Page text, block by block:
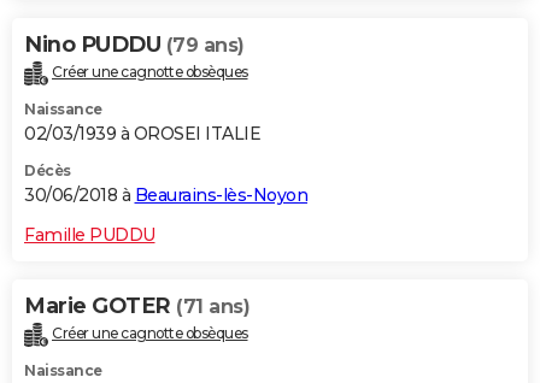
Nino PUDDU (79 ans)
Créer une cagnotte obsèques
Naissance
02/03/1939 à OROSEI ITALIE
Décès
30/06/2018 à Beaurains-lès-Noyon
Famille PUDDU
Marie GOTER (71 ans)
Créer une cagnotte obsèques
Naissance